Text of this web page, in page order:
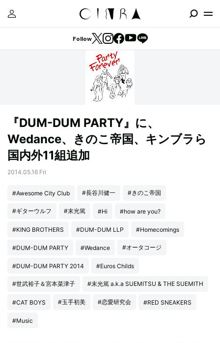
Follow
『DUM-DUM PARTY』に、
Wedance、きのこ帝国、キンブラら
国内外11組追加
2014.05.16 Fri
#Awesome City Club #長谷川健一 #きのこ帝国
#ギターウルフ #末光篤 #Hi #how are you?
#KING BROTHERS #DUM-DUM LLP #Homecomings
#DUM-DUM PARTY #Wedance #オータコージ
#DUM-DUM PARTY 2014 #Euros Childs
#世武裕子＆宮本菜津子 #末光篤 a.k.a SUEMITSU & THE SUEMITH
#CAT BOYS #玉手初美 #恋愛研究会 #RED SNEAKERS
#Music